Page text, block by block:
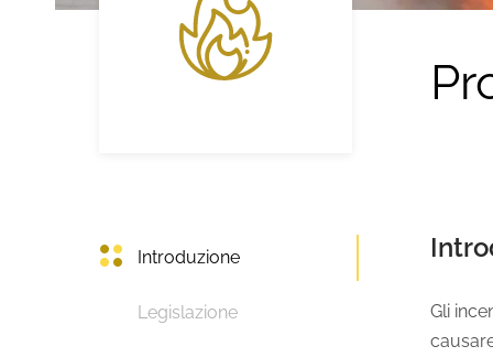
Introduzione
Legislazione
Gli